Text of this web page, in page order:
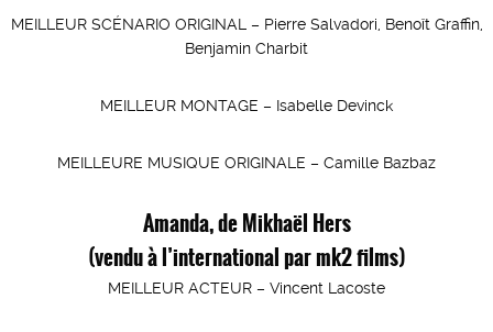
MEILLEUR SCÉNARIO ORIGINAL – Pierre Salvadori, Benoît Graffin,
Benjamin Charbit
MEILLEUR MONTAGE – Isabelle Devinck
MEILLEURE MUSIQUE ORIGINALE – Camille Bazbaz
Amanda, de Mikhaël Hers
(vendu à l’international par mk2 films)
MEILLEUR ACTEUR – Vincent Lacoste